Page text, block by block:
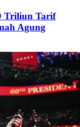
Triliun Tarif
Agung